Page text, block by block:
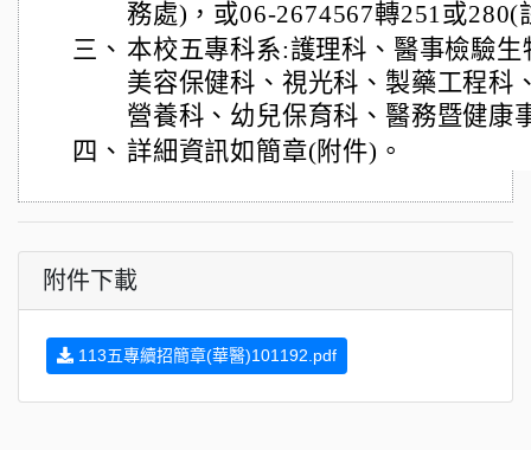
務處)，或06-2674567轉251或280(
三、 本校五專科系:護理科、醫事檢驗
美容保健科、視光科、製藥工程科
營養科、幼兒保育科、醫務暨健康
四、 詳細資訊如簡章(附件)。
附件下載
113五專續招簡章(華醫)101192.pdf